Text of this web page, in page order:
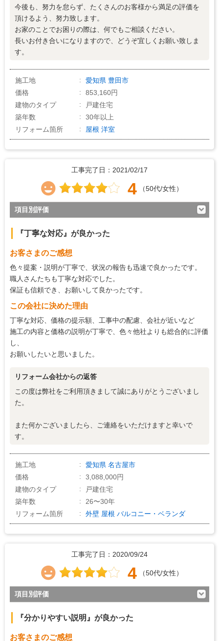
今後も、努力を怠らず、たくさんのお客様から満足の評価を
頂けるよう、努力致します。
お家のことでお困りの際は、何でもご相談ください。
長いお付き合いになりますので、どうぞ宜しくお願い致しま
す。
施工地 愛知県 豊田市
価格
853,160円
建物のタイプ
戸建住宅
築年数
30年以上
リフォーム箇所
屋根 洋室
工事完了日：2021/02/17
4 （50代/女性）
項目別評価
説明の分かりやすさ
施工の段取り・管理
作業中の配慮
仕上がり 5
価格の納得感
『丁寧な対応』が良かった
お客さまのご感想
色々提案・説明が丁寧で、状況の報告も迅速で良かったです。
職人さんたちも丁寧な対応でした。
保証も信頼でき、お願いして良かったです。
この会社に決めた理由
丁寧な対応、価格の提示額、工事中の配慮、会社が近いなど
施工の内容と価格の説明が丁寧で、色々他社よりも総合的に評価
し、
お願いしたいと思いました。
リフォーム会社からの返答
この度は弊社をご利用頂きまして誠にありがとうございまし
た。
また何かございましたら、ご連絡をいただけますと幸いで
す。
施工地 愛知県 名古屋市
価格
3,088,000円
建物のタイプ
戸建住宅
築年数
26〜30年
リフォーム箇所
外壁 屋根 バルコニー・ベランダ
工事完了日：2020/09/24
4 （50代/女性）
項目別評価
『分かりやすい説明』が良かった
お客さまのご感想